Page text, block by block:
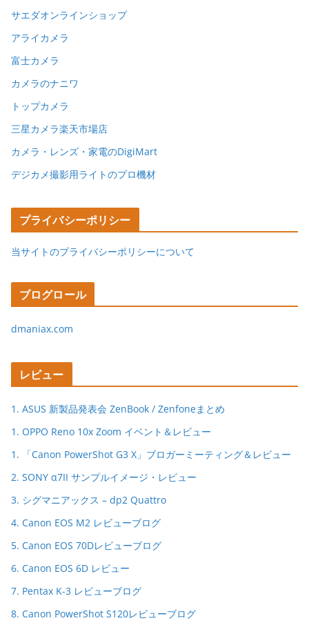
サエダオンラインショップ
アライカメラ
富士カメラ
カメラのナニワ
トップカメラ
三星カメラ楽天市場店
カメラ・レンズ・家電のDigiMart
デジカメ撮影用ライトのプロ機材
プライバシーポリシー
当サイトのプライバシーポリシーについて
ブログロール
dmaniax.com
レビュー
1. ASUS 新製品発表会 ZenBook / Zenfoneまとめ
1. OPPO Reno 10x Zoom イベント＆レビュー
1. 「Canon PowerShot G3 X」ブロガーミーティング＆レビュー
2. SONY α7II サンプルイメージ・レビュー
3. シグマニアックス – dp2 Quattro
4. Canon EOS M2 レビューブログ
5. Canon EOS 70Dレビューブログ
6. Canon EOS 6D レビュー
7. Pentax K-3 レビューブログ
8. Canon PowerShot S120レビューブログ